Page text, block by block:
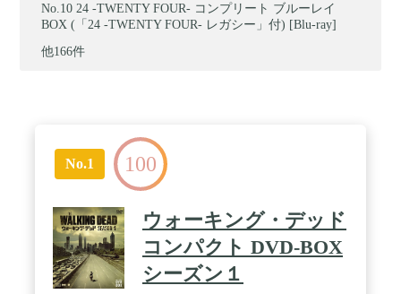
24 -TWENTY FOUR- コンプリート ブルーレイ
BOX (「24 -TWENTY FOUR- レガシー」付) [Blu-ray]
他166件
No.1 100
ウォーキング・デッド
コンパクト DVD-BOX
シーズン１